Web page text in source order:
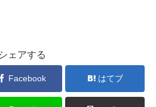
シェアする
Facebook はてブ